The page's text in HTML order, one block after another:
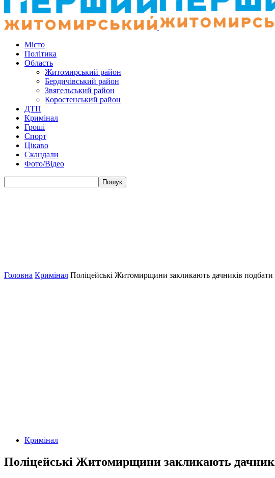
Місто
Політика
Область
Житомирський район
Бердичівський район
Звягельський район
Коростенський район
ДТП
Кримінал
Гроші
Спорт
Цікаво
Скандали
Фото/Відео
Головна Кримінал Поліцейські Житомирщини закликають дачників подбати
Кримінал
Поліцейські Житомирщини закликають